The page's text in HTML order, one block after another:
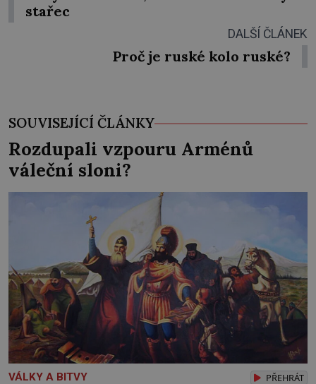
stařec
DALŠÍ ČLÁNEK
Proč je ruské kolo ruské?
SOUVISEJÍCÍ ČLÁNKY
Rozdupali vzpouru Arménů
váleční sloni?
VÁLKY A BITVY PŘEHRÁT